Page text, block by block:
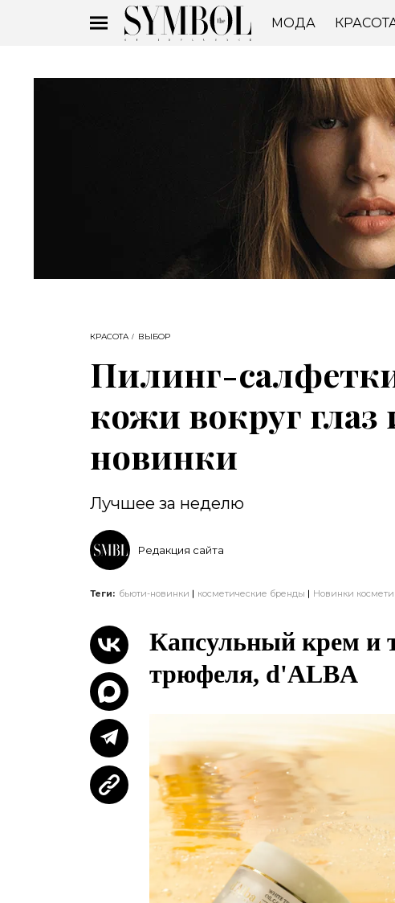
МОДА
КРАСОТА ВЫБОР
Пилинг-
кожи вокруг
новинки
Лучшее за неделю
Редакция сайта
Теги: бьюти-новинки косметические бренды Новинки
Капсульный крем и
трюфеля, d'ALBA